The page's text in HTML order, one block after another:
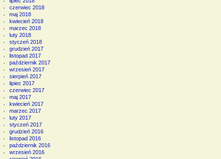
czerwiec 2018
maj 2018
kwiecień 2018
marzec 2018
luty 2018
styczeń 2018
grudzień 2017
listopad 2017
październik 2017
wrzesień 2017
sierpień 2017
lipiec 2017
czerwiec 2017
maj 2017
kwiecień 2017
marzec 2017
luty 2017
styczeń 2017
grudzień 2016
listopad 2016
październik 2016
wrzesień 2016